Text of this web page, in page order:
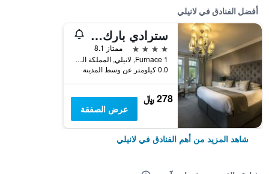
أفضل الفنادق في لانيلي
سترادي بارك هوتل
4 نجوم
ممتاز 8.1
Furnace 1, لانيلي, المملكة المتحدة
0.0 كيلومتر عن وسط المدينة
278 ﷼
عرض الصفقة
شاهد المزيد من أهم الفنادق في لانيلي